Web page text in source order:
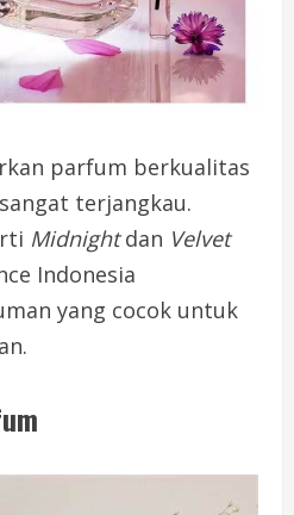
parfum berkualitas
terjangkau.
Midnightdan Velvet
Indonesia
yang cocok untuk